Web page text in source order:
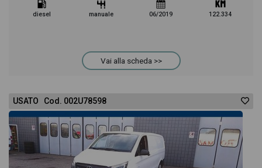
diesel manuale 06/2019 122.334
Vai alla scheda >>
USATO Cod. 002U78598